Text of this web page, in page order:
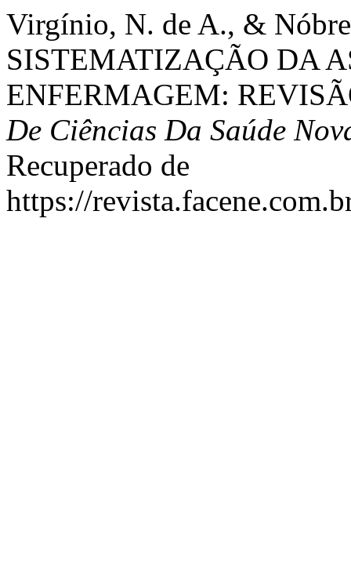
Virgínio, N. de A., &
SISTEMATIZAÇÃO DA
ENFERMAGEM:
De Ciências Da Saúde
Recuperado de
https://